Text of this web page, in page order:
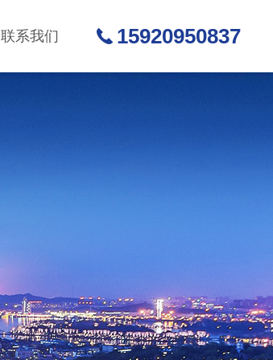
联系我们 15920950837